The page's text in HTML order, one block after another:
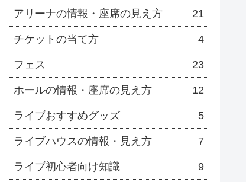
アリーナの情報・座席の見え方 21
チケットの当て方 4
フェス 23
ホールの情報・座席の見え方 12
ライブおすすめグッズ 5
ライブハウスの情報・見え方 7
ライブ初心者向け知識 9